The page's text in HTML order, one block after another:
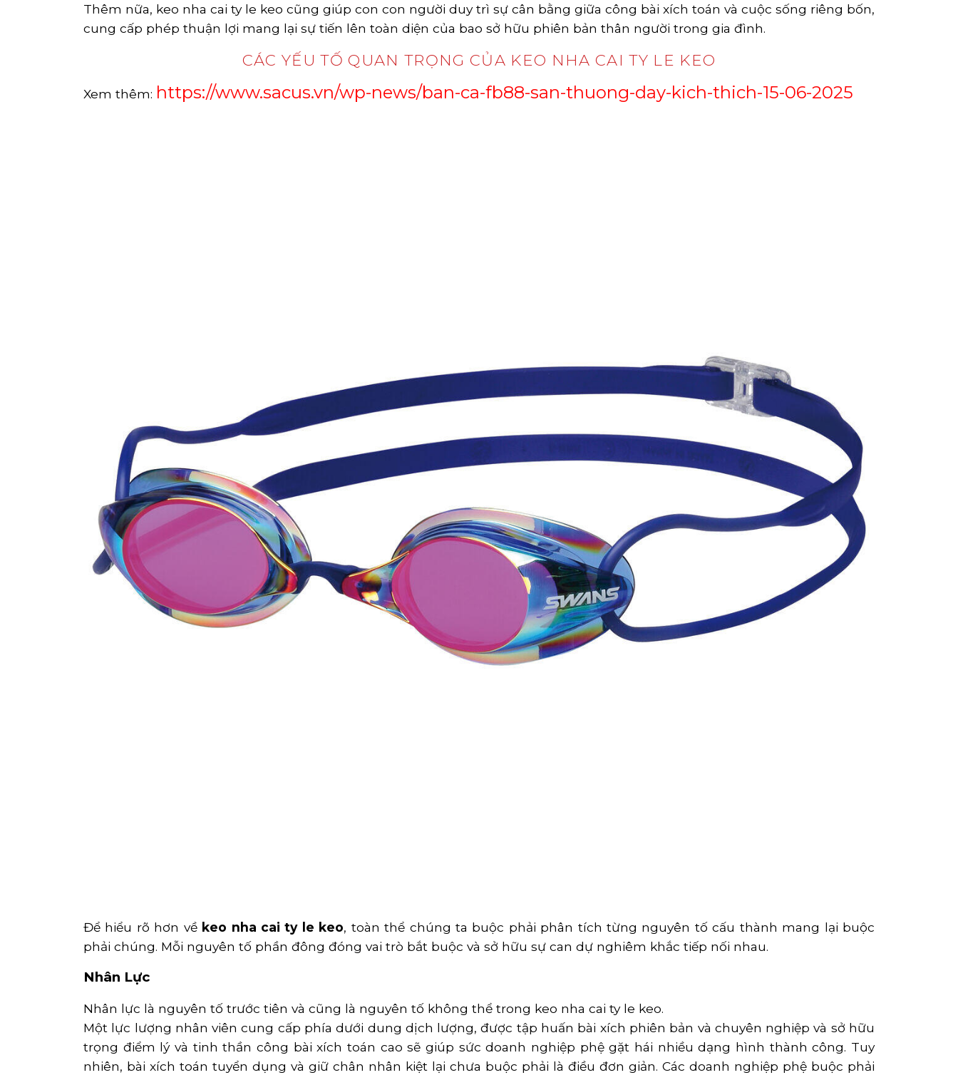
Thêm nữa, keo nha cai ty le keo cũng giúp con con người duy trì sự cân bằng giữa công bài xích toán và cuộc sống riêng bốn,
cung cấp phép thuận lợi mang lại sự tiến lên toàn diện của bao sở hữu phiên bản thân người trong gia đình.
CÁC YẾU TỐ QUAN TRỌNG CỦA KEO NHA CAI TY LE KEO
Xem thêm: https://www.sacus.vn/wp-news/ban-ca-fb88-san-thuong-day-kich-thich-15-06-2025
Để hiểu rõ hơn về keo nha cai ty le keo, toàn thể chúng ta buộc phải phân tích từng nguyên tố cấu thành mang lại buộc
phải chúng. Mỗi nguyên tố phần đông đóng vai trò bắt buộc và sở hữu sự can dự nghiêm khắc tiếp nối nhau.
Nhân Lực
Nhân lực là nguyên tố trước tiên và cũng là nguyên tố không thể trong keo nha cai ty le keo.
Một lực lượng nhân viên cung cấp phía dưới dung dịch lượng, được tập huấn bài xích phiên bản và chuyên nghiệp và sở hữu
trọng điểm lý và tinh thần công bài xích toán cao sẽ giúp sức doanh nghiệp phệ gặt hái nhiều dạng hình thành công. Tuy
nhiên, bài xích toán tuyển dụng và giữ chân nhân kiệt lại chưa buộc phải là điều đơn giản. Các doanh nghiệp phệ buộc phải